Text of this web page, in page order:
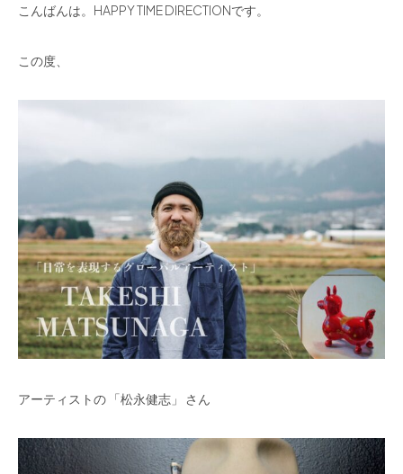
こんばんは。HAPPY TIME DIRECTIONです。
この度、
アーティストの 「松永健志」 さん